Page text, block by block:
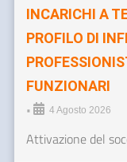
INCARICHI A
PROFILO DI
FUNZIONARI
• 4 Agosto 2026
Attivazione del